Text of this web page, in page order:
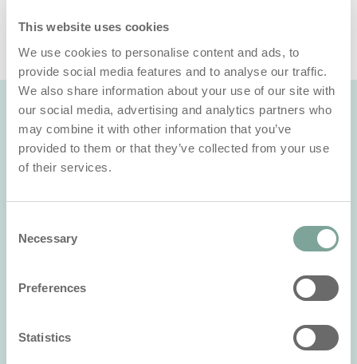
This website uses cookies
We use cookies to personalise content and ads, to
provide social media features and to analyse our traffic.
We also share information about your use of our site with
our social media, advertising and analytics partners who
may combine it with other information that you’ve
provided to them or that they’ve collected from your use
of their services.
Selection
Necessary
Preferences
Statistics
Voordelen van i-giene